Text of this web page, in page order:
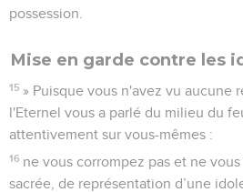
possession.
Mise en garde contre les
15 » Puisque vous n'avez vu aucune
l'Eternel vous a parlé du milieu du
attentivement sur vous-mêmes :
16 ne vous corrompez pas et ne
sacrée, de représentation d’une